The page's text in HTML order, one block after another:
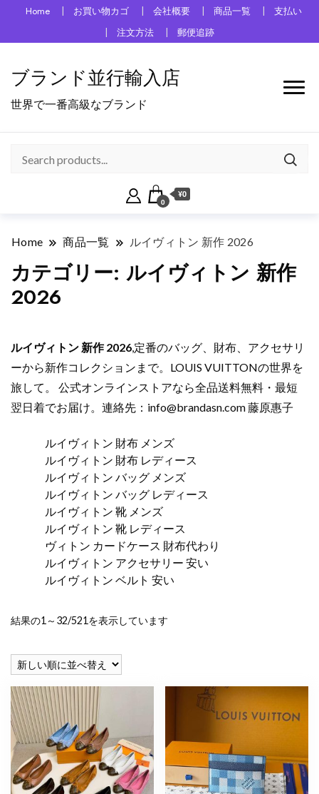
Home お買い物カゴ 会社概要 商品一覧
支払い
注文方法
郵便追跡
ブランド並行輸入店
世界で一番高級なブランド
0
¥0
Home 商品一覧 ルイヴィトン 新作 2026
カテゴリー: ルイヴィトン 新作
2026
ルイヴィトン 新作 2026,定番のバッグ、財布、アクセサリ
ーから新作コレクションまで。LOUIS VUITTONの世界を
旅して。 公式オンラインストアなら全品送料無料・最短
翌日着でお届け。連絡先： info@brandasn.com藤原惠子
ルイヴィトン 財布 メンズ
ルイヴィトン 財布 レディース
ルイヴィトン バッグ メンズ
ルイヴィトン バッグ レディース
ルイヴィトン 靴 メンズ
ルイヴィトン 靴 レディース
ヴィトン カードケース 財布代わり
ルイヴィトン アクセサリー 安い
ルイヴィトン ベルト 安い
結果の1～32/521を表示しています